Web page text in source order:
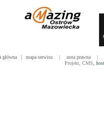
główna mapa serwisu nota prawna
Projekt, CMS,